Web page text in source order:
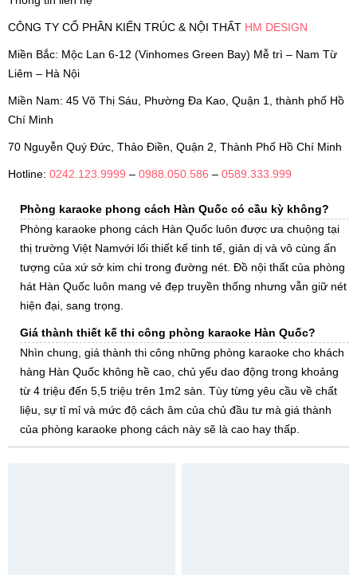
CÔNG TY CỔ PHẦN KIẾN TRÚC & NỘI THẤT HM DESIGN
Miền Bắc: Mộc Lan 6-12 (Vinhomes Green Bay) Mễ trì – Nam Từ
Liêm – Hà Nội
Miền Nam: 45 Võ Thị Sáu, Phường Đa Kao, Quận 1, thành phố Hồ
Chí Minh
70 Nguyễn Quý Đức, Thảo Điền, Quận 2, Thành Phố Hồ Chí Minh
Hotline: 0242.123.9999 – 0988.050.586 – 0589.333.999
Phòng karaoke phong cách Hàn Quốc có cầu kỳ không?
Phòng karaoke phong cách Hàn Quốc luôn được ưa chuộng tại
thị trường Việt Namvới lối thiết kế tinh tế, giản dị và vô cùng ấn
tượng của xứ sở kim chi trong đường nét. Đồ nội thất của phòng
hát Hàn Quốc luôn mang vẻ đẹp truyền thống nhưng vẫn giữ nét
hiện đại, sang trọng.
Giá thành thiết kế thi công phòng karaoke Hàn Quốc?
Nhìn chung, giá thành thi công những phòng karaoke cho khách
hàng Hàn Quốc không hề cao, chủ yếu dao động trong khoảng
từ 4 triệu đến 5,5 triệu trên 1m2 sàn. Tùy từng yêu cầu về chất
liệu, sự tỉ mỉ và mức độ cách âm của chủ đầu tư mà giá thành
của phòng karaoke phong cách này sẽ là cao hay thấp.